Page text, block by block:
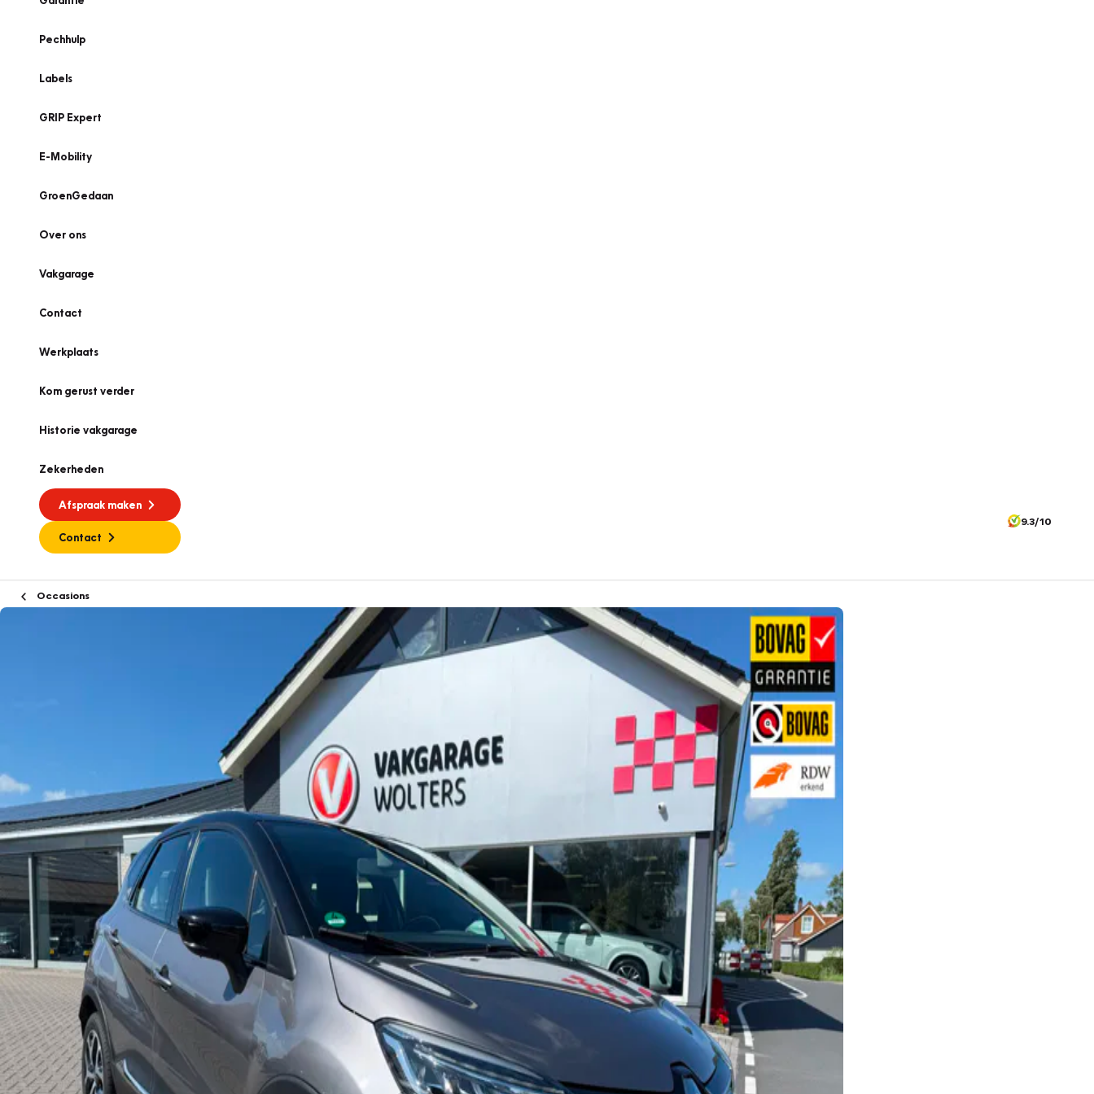
Pechhulp
Labels
GRIP Expert
E-Mobility
GroenGedaan
Over ons
Vakgarage
Contact
Werkplaats
Kom gerust verder
Historie vakgarage
Zekerheden
Afspraak maken
Contact
9.3/10
Occasions